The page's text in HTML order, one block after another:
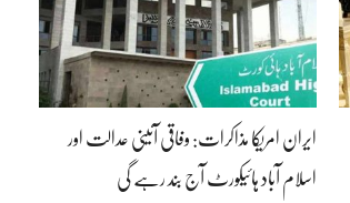
ایران امریکا مذاکرات: وفاقی آئینی عدالت اور
اسلام آباد ہائیکورٹ آج بند رہے گی